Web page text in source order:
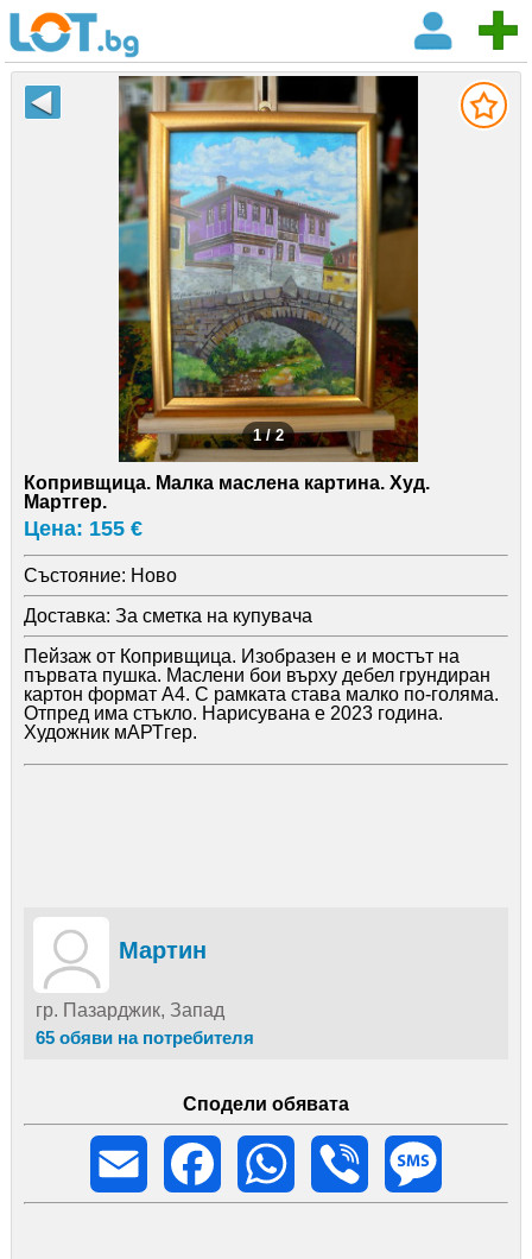
1 / 2
Копривщица. Малка маслена картина. Худ.
Мартгер.
Цена: 155 €
Състояние: Ново
Доставка: За сметка на купувача
Пейзаж от Копривщица. Изобразен е и мостът на
първата пушка. Маслени бои върху дебел грундиран
картон формат А4. С рамката става малко по-голяма.
Отпред има стъкло. Нарисувана е 2023 година.
Художник мАРТгер.
Мартин
гр. Пазарджик, Запад
65 обяви на потребителя
Сподели обявата
Email
Facebook WhatsApp Viber